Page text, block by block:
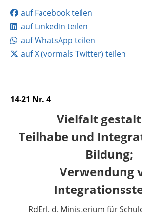
auf Facebook teilen
auf LinkedIn teilen
auf WhatsApp teilen
auf X (vormals Twitter) teilen
14-21 Nr. 4
Vielfalt
Teilhabe und
Bildung;
Verwendung
RdErl. d. Ministerium für